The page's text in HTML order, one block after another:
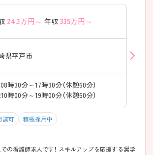
24.3万円～ 年収 335万円～
県平戸市
時30分～17時30分（休憩60分）
時00分～19時00分（休憩60分）
談可 積極採用中
の看護師求人です！ スキルアップを応援する奨学